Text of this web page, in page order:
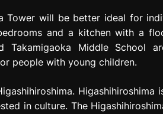
Tower will be better ideal for
and a kitchen with a
Takamigaoka Middle School
people with young children.
Higashihiroshima
in culture. The